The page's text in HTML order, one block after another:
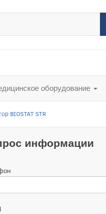
оборудование
BIOSTAT STR
информации